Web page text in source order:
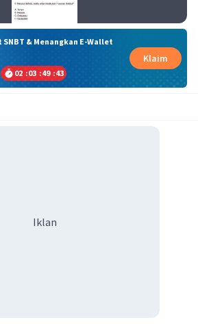
& Menangkan E-Wallet
02 :03 :49 :42
Klaim
Iklan